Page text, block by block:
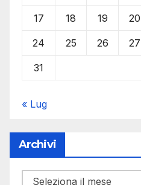
17 18 19 20
24 25 26 27
31
« Lug
Archivi
Archivi